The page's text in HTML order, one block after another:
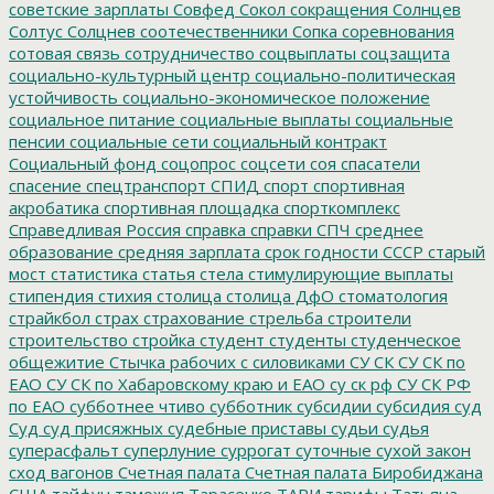
советские зарплаты Совфед Сокол сокращения Солнцев
Солтус Солцнев соотечественники Сопка соревнования
сотовая связь сотрудничество соцвыплаты соцзащита
социально-культурный центр социально-политическая
устойчивость социально-экономическое положение
социальное питание социальные выплаты социальные
пенсии социальные сети социальный контракт
Социальный фонд соцопрос соцсети соя спасатели
спасение спецтранспорт СПИД спорт спортивная
акробатика спортивная площадка спорткомплекс
Справедливая Россия справка справки СПЧ среднее
образование средняя зарплата срок годности СССР старый
мост статистика статья стела стимулирующие выплаты
стипендия стихия столица столица ДфО стоматология
страйкбол страх страхование стрельба строители
строительство стройка студент студенты студенческое
общежитие Стычка рабочих с силовиками СУ СК СУ СК по
ЕАО СУ СК по Хабаровскому краю и ЕАО су ск рф СУ СК РФ
по ЕАО субботнее чтиво субботник субсидии субсидия суд
Суд суд присяжных судебные приставы судьи судья
суперасфальт суперлуние суррогат суточные сухой закон
сход вагонов Счетная палата Счетная палата Биробиджана